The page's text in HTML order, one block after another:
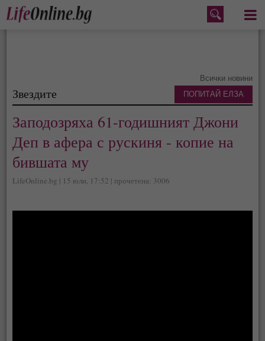
Меню
Всички новини
Звездите
Заподозряха 61-годишният Джони
Деп в афера с рускиня - копие на
бившата му
LifeOnline.bg | 15 юли, 17:52 | прочетена: 3006
ПОПИТАЙ ЕЛЗА